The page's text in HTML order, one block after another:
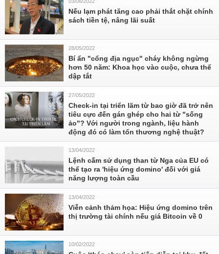
Nếu lạm phát tăng cao phải thắt chặt chính
sách tiền tệ, nâng lãi suất
28/05/2022
Bí ẩn "cổng địa ngục" cháy không ngừng
hơn 50 năm: Khoa học vào cuộc, chưa thể
dập tắt
27/05/2022
Check-in tại triển lãm từ bao giờ đã trở nên
tiêu cực đến gán ghép cho hai từ "sống
ảo"? Với người trong ngành, liệu hành
động đó có làm tổn thương nghệ thuật?
13/04/2022
Lệnh cấm sử dụng than từ Nga của EU có
thể tạo ra 'hiệu ứng domino' đối với giá
năng lượng toàn cầu
13/04/2022
Viễn cảnh thảm họa: Hiệu ứng domino trên
thị trường tài chính nếu giá Bitcoin về 0
10/02/2022